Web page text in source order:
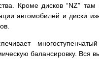
Кроме дисков “NZ” там
автомобилей и диски
балансировку. Вся